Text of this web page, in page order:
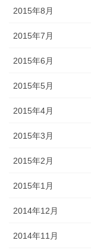
2015年8月
2015年7月
2015年6月
2015年5月
2015年4月
2015年3月
2015年2月
2015年1月
2014年12月
2014年11月